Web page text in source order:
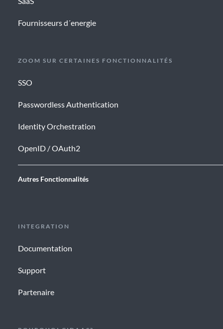
Fournisseurs d´energie
ZOOM SUR CERTAINES FONCTIONNALITÉS
SSO
Passwordless Authentication
Identity Orchestration
OpenID / OAuth2
Autres Fonctionnalités
INTEGRATION
Documentation
Support
Partenaire